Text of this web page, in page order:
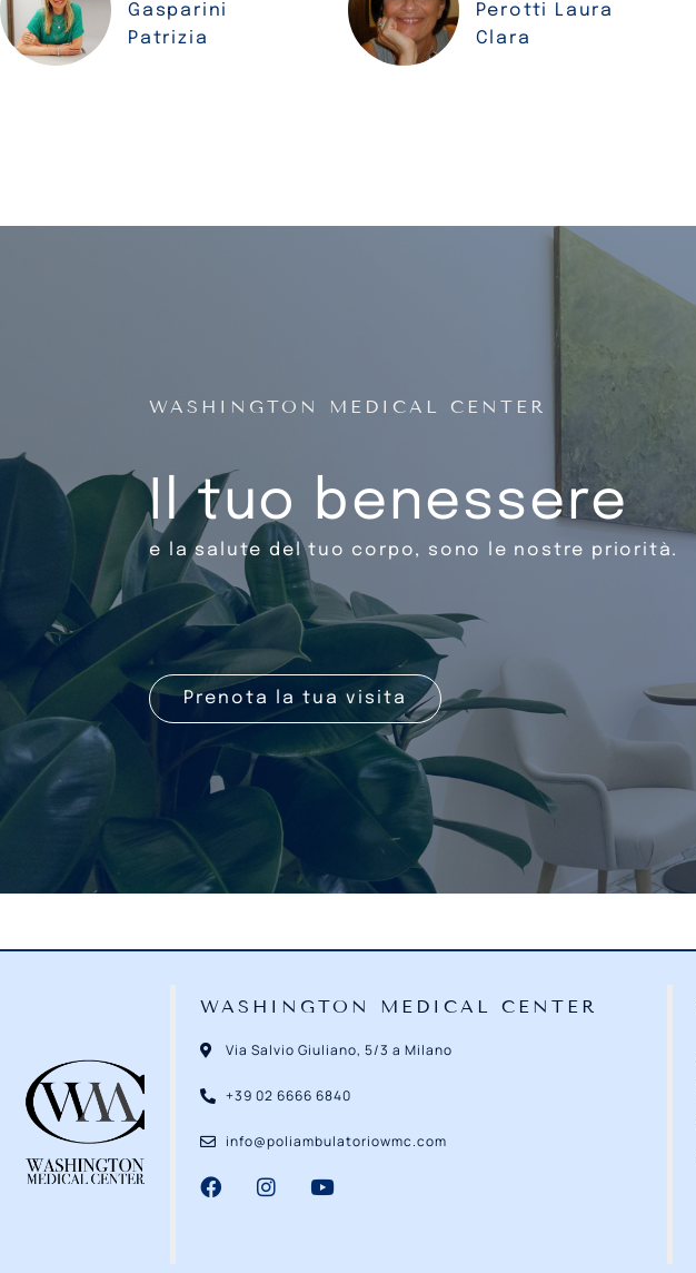
Gasparini
Patrizia
Perotti Laura
Clara
WASHINGTON MEDICAL CENTER
Il tuo benessere
e la salute del tuo corpo, sono le nostre priorità.
Prenota la tua visita
WASHINGTON MEDICAL CENTER
Via Salvio Giuliano, 5/3 a Milano
+39 02 6666 6840
info@poliambulatoriowmc.com